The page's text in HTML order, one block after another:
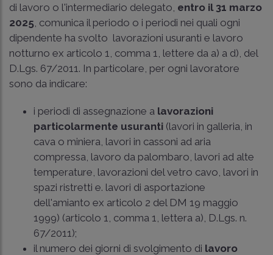
di lavoro o l'intermediario delegato, entro il 31 marzo
2025 , comunica il periodo o i periodi nei quali ogni
dipendente ha svolto lavorazioni usuranti e lavoro
notturno ex articolo 1, comma 1, lettere da a) a d), del
D.Lgs. 67/2011 . In particolare, per ogni lavoratore
sono da indicare:
i periodi di assegnazione a lavorazioni
particolarmente usuranti (lavori in galleria, in
cava o miniera, lavori in cassoni ad aria
compressa, lavoro da palombaro, lavori ad alte
temperature, lavorazioni del vetro cavo, lavori in
spazi ristretti e. lavori di asportazione
dell'amianto ex articolo 2 del DM 19 maggio
1999) (articolo 1, comma 1, lettera a), D.Lgs. n.
67/2011 );
il numero dei giorni di svolgimento di lavoro